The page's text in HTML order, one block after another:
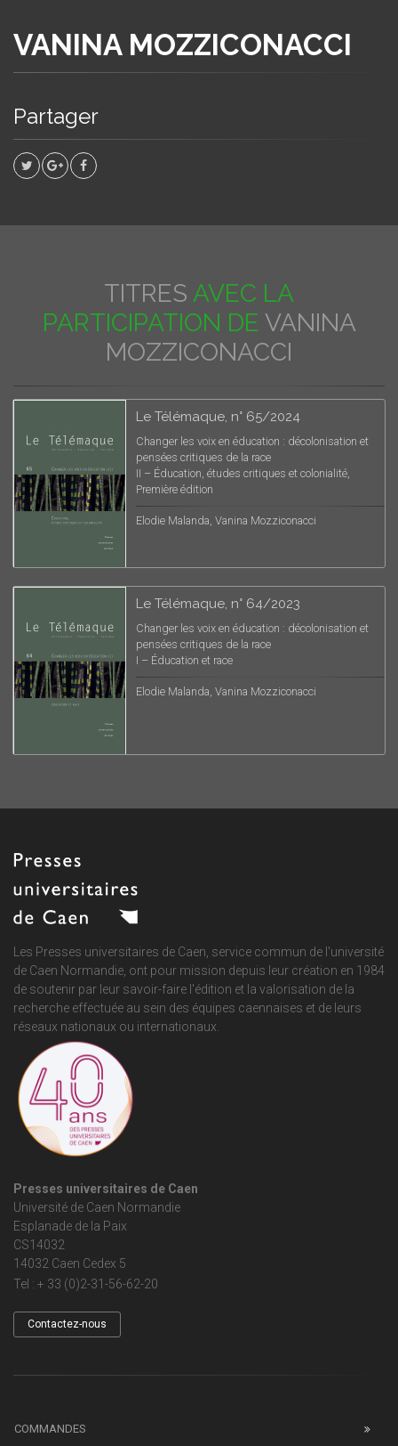
VANINA MOZZICONACCI
Partager
TITRES AVEC LA
PARTICIPATION DE VANINA
MOZZICONACCI
Le Télémaque, n° 65/2024
Changer les voix en éducation : décolonisation et
pensées critiques de la race
II – Éducation, études critiques et colonialité,
Première édition
Elodie Malanda, Vanina Mozziconacci
Le Télémaque, n° 64/2023
Changer les voix en éducation : décolonisation et
pensées critiques de la race
I – Éducation et race
Elodie Malanda, Vanina Mozziconacci
Les Presses universitaires de Caen, service commun de l'université
de Caen Normandie, ont pour mission depuis leur création en 1984
de soutenir par leur savoir-faire l'édition et la valorisation de la
recherche effectuée au sein des équipes caennaises et de leurs
réseaux nationaux ou internationaux.
Presses universitaires de Caen
Université de Caen Normandie
Esplanade de la Paix
CS14032
14032 Caen Cedex 5
Tel : + 33 (0)2-31-56-62-20
Contactez-nous
COMMANDES